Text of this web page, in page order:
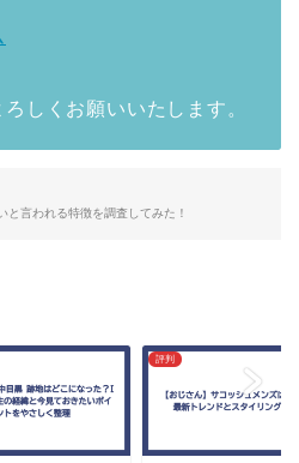
しくお願いいたします。
と言われる特徴を調査してみた！
評判